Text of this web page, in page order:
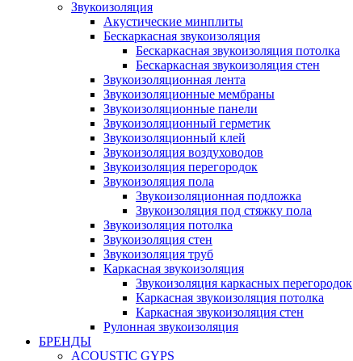
Звукоизоляция
Акустические минплиты
Бескаркасная звукоизоляция
Бескаркасная звукоизоляция потолка
Бескаркасная звукоизоляция стен
Звукоизоляционная лента
Звукоизоляционные мембраны
Звукоизоляционные панели
Звукоизоляционный герметик
Звукоизоляционный клей
Звукоизоляция воздуховодов
Звукоизоляция перегородок
Звукоизоляция пола
Звукоизоляционная подложка
Звукоизоляция под стяжку пола
Звукоизоляция потолка
Звукоизоляция стен
Звукоизоляция труб
Каркасная звукоизоляция
Звукоизоляция каркасных перегородок
Каркасная звукоизоляция потолка
Каркасная звукоизоляция стен
Рулонная звукоизоляция
БРЕНДЫ
ACOUSTIC GYPS